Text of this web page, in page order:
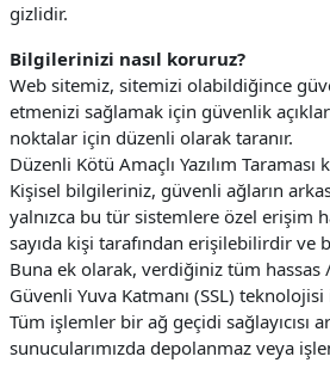
gizlidir.
Bilgilerinizi nasıl koruruz?
Web sitemiz, sitemizi olabildiğince
etmenizi sağlamak için güvenlik
noktalar için düzenli olarak taranır.
Düzenli Kötü Amaçlı Yazılım Taraması
Kişisel bilgileriniz, güvenli ağların
yalnızca bu tür sistemlere özel erişim
sayıda kişi tarafından erişilebilirdir ve
Buna ek olarak, verdiğiniz tüm hassas
Güvenli Yuva Katmanı (SSL)
Tüm işlemler bir ağ geçidi sağlayıcısı
sunucularımızda depolanmaz veya